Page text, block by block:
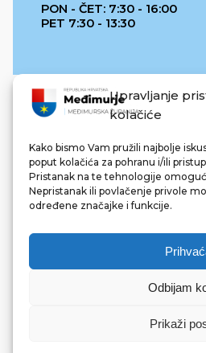
Upravljanje
kolačiće
Kako bismo Vam pružili najbolje
poput kolačića za pohranu i/ili
Pristanak na te tehnologije
Nepristanak ili povlačenje privole
određene značajke i funkcije.
Odbijam
Prikaži
PON - ČET: 7:30 - 16:00
PET 7:30 - 13:30
REPUBLIKA
© 2022 Međimurska županija.